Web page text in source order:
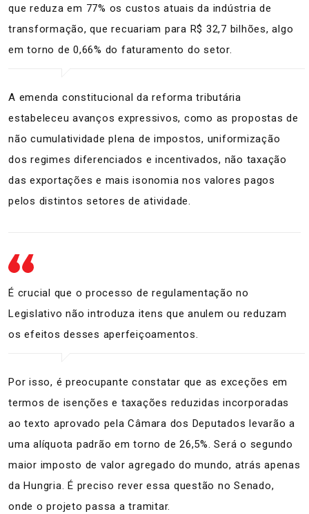
que reduza em 77% os custos atuais da indústria de
transformação, que recuariam para R$ 32,7 bilhões, algo
em torno de 0,66% do faturamento do setor.
A emenda constitucional da reforma tributária
estabeleceu avanços expressivos, como as propostas de
não cumulatividade plena de impostos, uniformização
dos regimes diferenciados e incentivados, não taxação
das exportações e mais isonomia nos valores pagos
pelos distintos setores de atividade.
É crucial que o processo de regulamentação no
Legislativo não introduza itens que anulem ou reduzam
os efeitos desses aperfeiçoamentos.
Por isso, é preocupante constatar que as exceções em
termos de isenções e taxações reduzidas incorporadas
ao texto aprovado pela Câmara dos Deputados levarão a
uma alíquota padrão em torno de 26,5%. Será o segundo
maior imposto de valor agregado do mundo, atrás apenas
da Hungria. É preciso rever essa questão no Senado,
onde o projeto passa a tramitar.